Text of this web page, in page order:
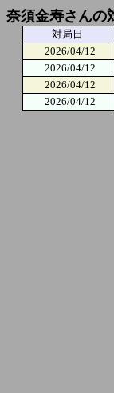
奈須金寿さんの
対局日
2026/04/12
2026/04/12
2026/04/12
2026/04/12